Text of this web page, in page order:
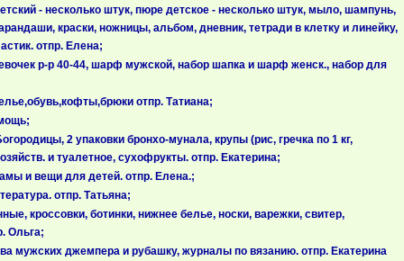
- несколько штук, пюре детское - несколько штук, мыло, шампунь,
краски, ножницы, альбом, дневник, тетради в клетку и линейку,
отпр. Елена;
р-р 40-44, шарф мужской, набор шапка и шарф женск., набор для
отпр. Татиана;
2 упаковки бронхо-мунала, крупы (рис, гречка по 1 кг,
и туалетное, сухофрукты. отпр. Екатерина;
и вещи для детей. отпр. Елена.;
отпр. Татьяна;
кроссовки, ботинки, нижнее белье, носки, варежки, свитер,
Ольга;
мужских джемпера и рубашку, журналы по вязанию. отпр. Екатерина